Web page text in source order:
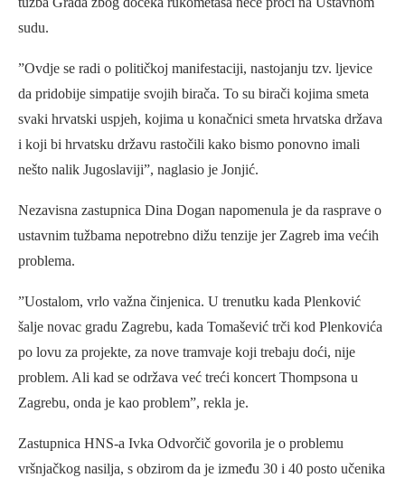
sudu.
”Ovdje se radi o političkoj manifestaciji, nastojanju tzv. ljevice
da pridobije simpatije svojih birača. To su birači kojima smeta
svaki hrvatski uspjeh, kojima u konačnici smeta hrvatska država
i koji bi hrvatsku državu rastočili kako bismo ponovno imali
nešto nalik Jugoslaviji”, naglasio je Jonjić.
Nezavisna zastupnica Dina Dogan napomenula je da rasprave o
ustavnim tužbama nepotrebno dižu tenzije jer Zagreb ima većih
problema.
”Uostalom, vrlo važna činjenica. U trenutku kada Plenković
šalje novac gradu Zagrebu, kada Tomašević trči kod Plenkovića
po lovu za projekte, za nove tramvaje koji trebaju doći, nije
problem. Ali kad se održava već treći koncert Thompsona u
Zagrebu, onda je kao problem”, rekla je.
Zastupnica HNS-a Ivka Odvorčič govorila je o problemu
vršnjačkog nasilja, s obzirom da je između 30 i 40 posto učenika